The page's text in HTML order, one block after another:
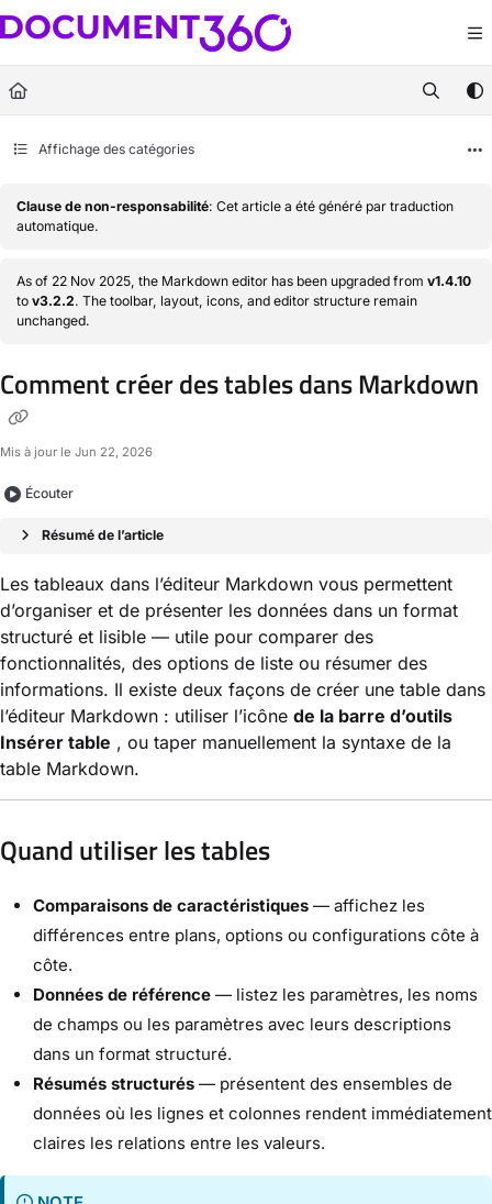
Documentation Index
Fetch the complete documentation index at:https://docs.document360.com/
Use this file to discover all available pages before exploring further.
Affichage des catégories
Clause de non-responsabilité: Cet article a été généré par traduction
automatique.
As of 22 Nov 2025, the Markdown editor has been upgraded from v1.4.10
to v3.2.2. The toolbar, layout, icons, and editor structure remain
unchanged.
Comment créer des tables dans Markdown
Mis à jour le Jun 22, 2026
Écouter
Résumé de l’article
Les tableaux dans l’éditeur Markdown vous permettent
d’organiser et de présenter les données dans un format
structuré et lisible — utile pour comparer des
fonctionnalités, des options de liste ou résumer des
informations. Il existe deux façons de créer une table dans
l’éditeur Markdown : utiliser l’icône de la barre d’outils
Insérer table , ou taper manuellement la syntaxe de la
table Markdown.
Quand utiliser les tables
Comparaisons de caractéristiques — affichez les
différences entre plans, options ou configurations côte à
côte.
Données de référence — listez les paramètres, les noms
de champs ou les paramètres avec leurs descriptions
dans un format structuré.
Résumés structurés — présentent des ensembles de
données où les lignes et colonnes rendent immédiatement
claires les relations entre les valeurs.